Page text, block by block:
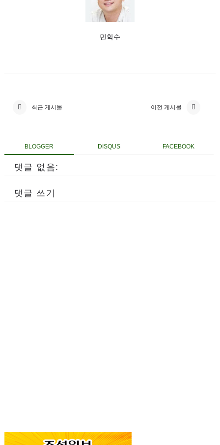
민학수
최근 게시물 이전 게시물
BLOGGER DISQUS FACEBOOK
댓글 없음:
댓글 쓰기